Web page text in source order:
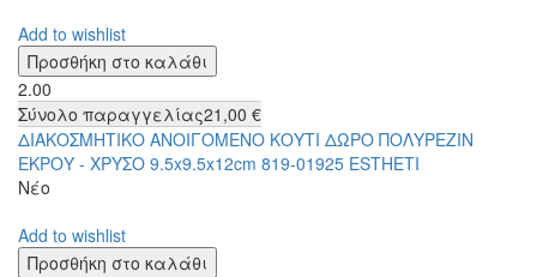
Add to wishlist
2.00
Σύνολο παραγγελίας21,00 €
ΔΙΑΚΟΣΜΗΤΙΚΟ ΑΝΟΙΓΟΜΕΝΟ ΚΟΥΤΙ ΔΩΡΟ ΠΟΛΥΡΕΖΙΝ
ΕΚΡΟΥ - ΧΡΥΣΟ 9.5x9.5x12cm 819-01925 ESTHETI
Νέο
Add to wishlist